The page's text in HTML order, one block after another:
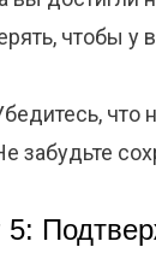
чтобы у
что
забудьте
5: